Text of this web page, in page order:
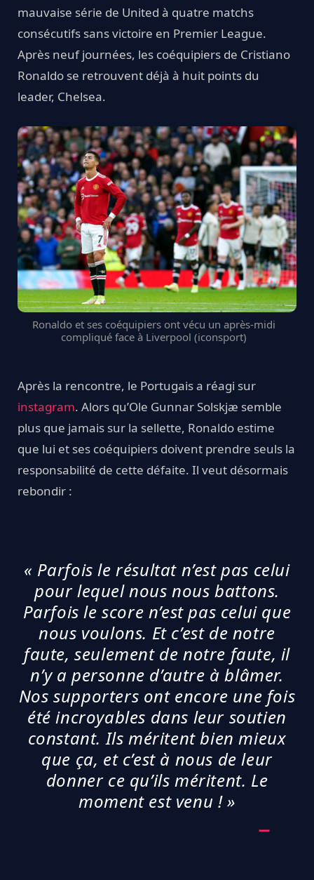
mauvaise série de United à quatre matchs
consécutifs sans victoire en Premier League.
Après neuf journées, les coéquipiers de Cristiano
Ronaldo se retrouvent déjà à huit points du
leader, Chelsea.
Ronaldo et ses coéquipiers ont vécu un après-midi
compliqué face à Liverpool (iconsport)
Après la rencontre, le Portugais a réagi sur
instagram. Alors qu’Ole Gunnar Solskjæ semble
plus que jamais sur la sellette, Ronaldo estime
que lui et ses coéquipiers doivent prendre seuls la
responsabilité de cette défaite. Il veut désormais
rebondir :
« Parfois le résultat n’est pas celui
pour lequel nous nous battons.
Parfois le score n’est pas celui que
nous voulons. Et c’est de notre
faute, seulement de notre faute, il
n’y a personne d’autre à blâmer.
Nos supporters ont encore une fois
été incroyables dans leur soutien
constant. Ils méritent bien mieux
que ça, et c’est à nous de leur
donner ce qu’ils méritent. Le
moment est venu ! »